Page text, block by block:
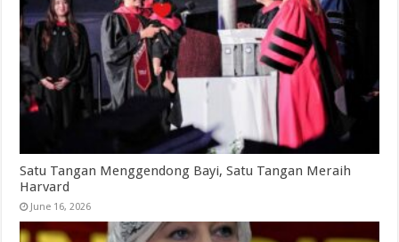
Satu Tangan Menggendong Bayi, Satu Tangan Meraih
Harvard
June 16, 2026